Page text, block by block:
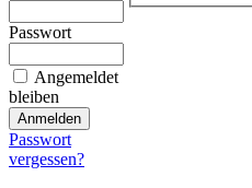
Passwort
Angemeldet
bleiben
Passwort
vergessen?